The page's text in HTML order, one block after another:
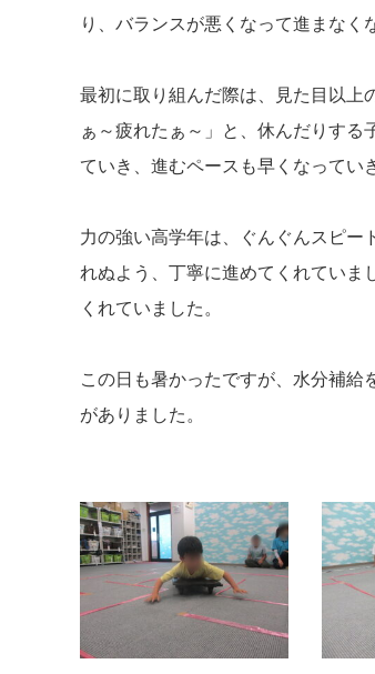
り、バランスが悪くなって進まなく
最初に取り組んだ際は、見た目以上
ぁ～疲れたぁ～」と、休んだりす
ていき、進むペースも早くなってい
力の強い高学年は、ぐんぐんスピー
れぬよう、丁寧に進めてくれていま
くれていました。
この日も暑かったですが、水分補
がありました。